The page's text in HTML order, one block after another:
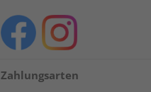
Zahlungsarten